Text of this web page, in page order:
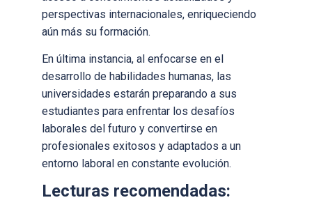
perspectivas internacionales, enriqueciendo
aún más su formación.
En última instancia, al enfocarse en el
desarrollo de habilidades humanas, las
universidades estarán preparando a sus
estudiantes para enfrentar los desafíos
laborales del futuro y convertirse en
profesionales exitosos y adaptados a un
entorno laboral en constante evolución.
Lecturas recomendadas: